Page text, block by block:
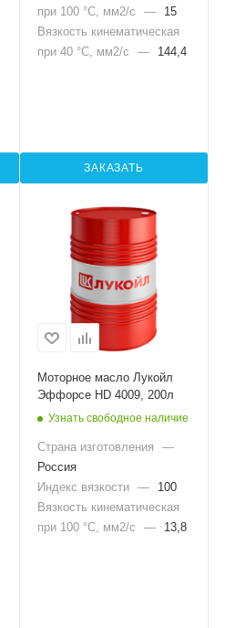
при 100 °С, мм2/с
—
15
Вязкость кинематическая
при 40 °С, мм2/с
— 144,4
ЗАКАЗАТЬ
Моторное масло Лукойл
Эффорсе HD 4009, 200л
Узнать свободное наличие
Страна изготовления
—
Россия
Индекс вязкости —
100
Вязкость кинематическая
при 100 °С, мм2/с
— 13,8